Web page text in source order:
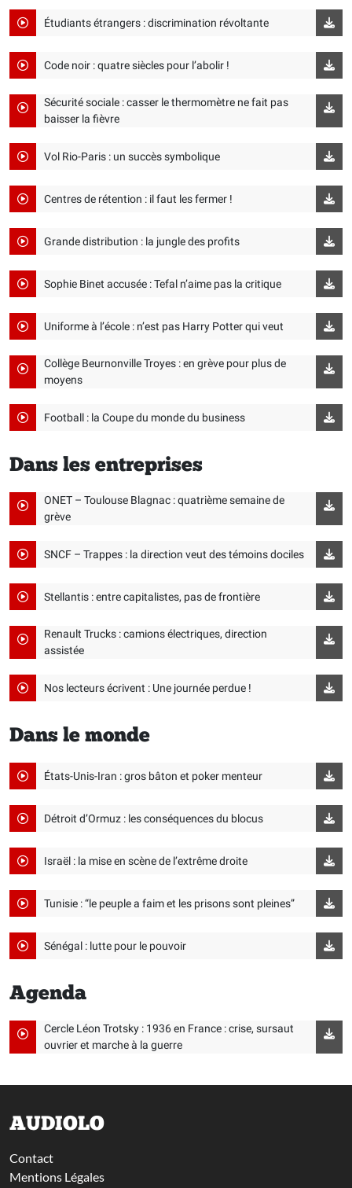
Étudiants étrangers : discrimination révoltante
Code noir : quatre siècles pour l’abolir !
Sécurité sociale : casser le thermomètre ne fait pas
baisser la fièvre
Vol Rio-Paris : un succès symbolique
Centres de rétention : il faut les fermer !
Grande distribution : la jungle des profits
Sophie Binet accusée : Tefal n’aime pas la critique
Uniforme à l’école : n’est pas Harry Potter qui veut
Collège Beurnonville Troyes : en grève pour plus de
moyens
Football : la Coupe du monde du business
Dans les entreprises
ONET – Toulouse Blagnac : quatrième semaine de
grève
SNCF – Trappes : la direction veut des témoins dociles
Stellantis : entre capitalistes, pas de frontière
Renault Trucks : camions électriques, direction
assistée
Nos lecteurs écrivent : Une journée perdue !
Dans le monde
États-Unis-Iran : gros bâton et poker menteur
Détroit d’Ormuz : les conséquences du blocus
Israël : la mise en scène de l’extrême droite
Tunisie : “le peuple a faim et les prisons sont pleines”
Sénégal : lutte pour le pouvoir
Agenda
Cercle Léon Trotsky : 1936 en France : crise, sursaut
ouvrier et marche à la guerre
AUDIOLO
Contact
Mentions Légales